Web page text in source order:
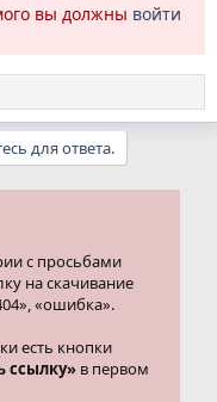
вы должны войти
для ответа.
с просьбами
на скачивание
«ошибка».
есть кнопки
ссылку» в первом